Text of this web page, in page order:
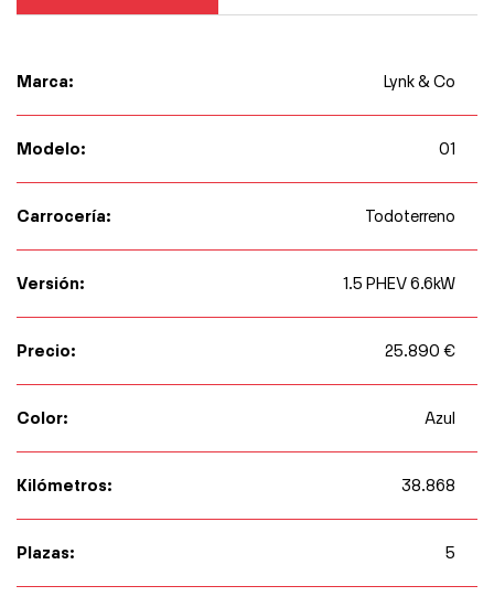
Marca: Lynk & Co
Modelo: 01
Carrocería: Todoterreno
Versión: 1.5 PHEV 6.6kW
Precio: 25.890 €
Color: Azul
Kilómetros: 38.868
Plazas: 5